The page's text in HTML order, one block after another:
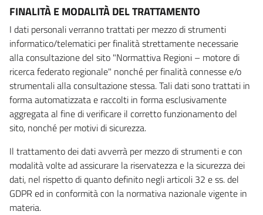
FINALITÀ E MODALITÀ DEL TRATTAMENTO
I dati personali verranno trattati per mezzo di strumenti
informatico/telematici per finalità strettamente necessarie
alla consultazione del sito "Normattiva Regioni – motore di
ricerca federato regionale" nonché per finalità connesse e/o
strumentali alla consultazione stessa. Tali dati sono trattati in
forma automatizzata e raccolti in forma esclusivamente
aggregata al fine di verificare il corretto funzionamento del
sito, nonché per motivi di sicurezza.
Il trattamento dei dati avverrà per mezzo di strumenti e con
modalità volte ad assicurare la riservatezza e la sicurezza dei
dati, nel rispetto di quanto definito negli articoli 32 e ss. del
GDPR ed in conformità con la normativa nazionale vigente in
materia.